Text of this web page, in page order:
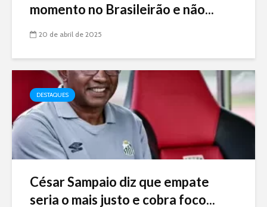
momento no Brasileirão e não...
20 de abril de 2025
DESTAQUES
César Sampaio diz que empate
seria o mais justo e cobra foco...